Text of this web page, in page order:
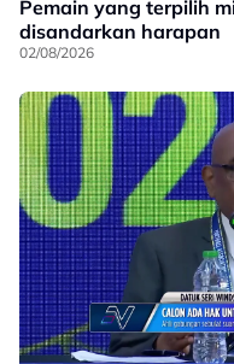
Pemain yang terpilih
disandarkan harapan
02/08/2026